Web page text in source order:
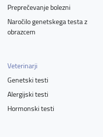
Preprečevanje bolezni
Naročilo genetskega testa z
obrazcem
Veterinarji
Genetski testi
Alergijski testi
Hormonski testi